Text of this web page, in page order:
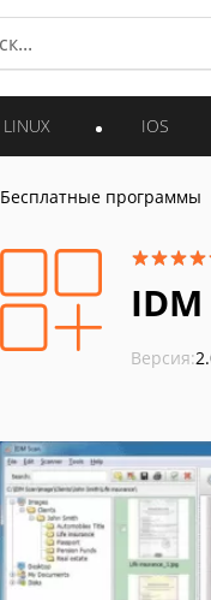
LINUX IOS
Бесплатные программы
IDM
Версия: